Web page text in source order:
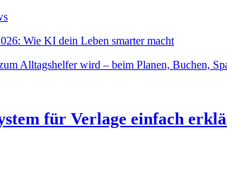
Alltagshelfer wird – beim Planen, Buchen,
für Verlage einfach